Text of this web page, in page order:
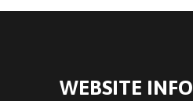
WEBSITE INFO